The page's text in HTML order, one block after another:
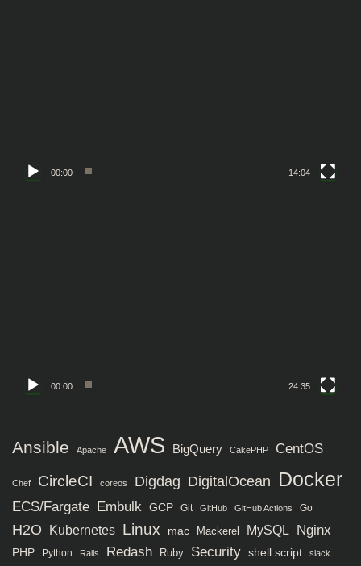
00:00 14:04
00:00 24:35
Ansible Apache AWS BigQuery CakePHP CentOS
Chef CircleCI coreos Digdag DigitalOcean Docker
ECS/Fargate Embulk GCP Git GitHub GitHub Actions Go
H2O Kubernetes Linux mac Mackerel MySQL Nginx
PHP Python Rails Redash Ruby Security shell script slack